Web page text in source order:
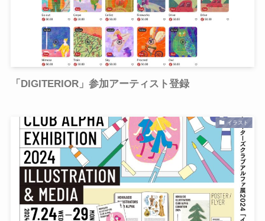
「DIGITERIOR」参加アーティスト登録
イラスト